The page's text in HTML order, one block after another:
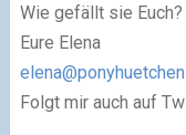
Wie gefällt sie Euch?
Eure Elena
Folgt mir auch auf